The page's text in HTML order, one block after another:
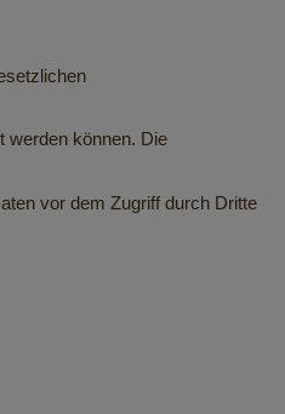
werden können. Die
vor dem Zugriff durch Dritte